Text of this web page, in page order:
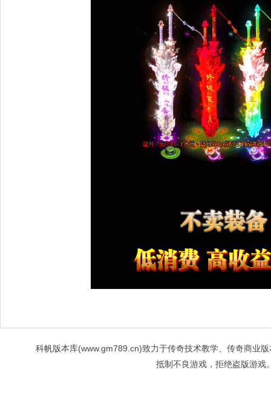
科帆版本库(www.gm789.cn)致力于传奇技术教学、传奇商业
抵制不良游戏，拒绝盗版游戏